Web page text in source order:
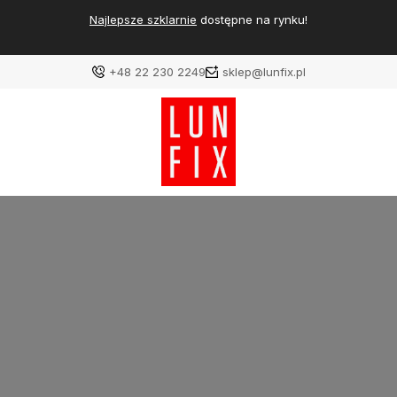
Najlepsze szklarnie dostępne na rynku!
+48 22 230 2249 sklep@lunfix.pl